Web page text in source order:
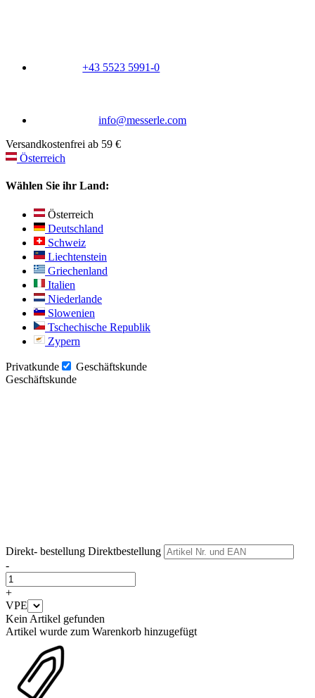
+43 5523 5991-0
info@messerle.com
Versandkostenfrei ab 59 €
Österreich
Wählen Sie ihr Land:
Österreich
Deutschland
Schweiz
Liechtenstein
Griechenland
Italien
Niederlande
Slowenien
Tschechische Republik
Zypern
Privatkunde
Geschäftskunde
Geschäftskunde
Direkt- bestellung Direktbestellung
-
+
VPE
Kein Artikel gefunden
Artikel wurde zum Warenkorb hinzugefügt